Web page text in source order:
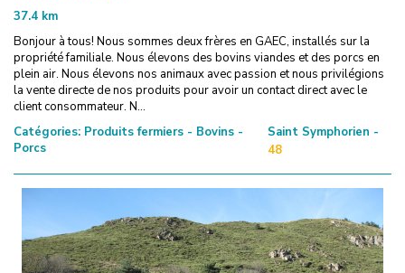
37.4 km
Bonjour à tous! Nous sommes deux frères en GAEC, installés sur la
propriété familiale. Nous élevons des bovins viandes et des porcs en
plein air. Nous élevons nos animaux avec passion et nous privilégions
la vente directe de nos produits pour avoir un contact direct avec le
client consommateur. N...
Catégories: Produits fermiers - Bovins -
Porcs
Saint Symphorien -
48